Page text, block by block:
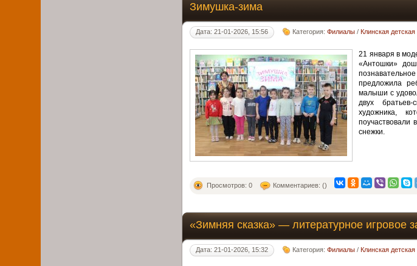
Зимушка-зима
Дата: 21-01-2026, 15:56 Категория:Филиалы / Клинская
21 января в
«Антошки»
предложила
малыши с
двух братьев-
художника,
поучаствовали
снежки.
Просмотров: 0 Комментариев: ()
«Зимняя сказка» — литературное игровое
Дата: 21-01-2026, 15:32 Категория:Филиалы /Клинская